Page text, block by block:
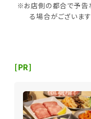
※お店側の都合で予告
る場合がございま
[PR]